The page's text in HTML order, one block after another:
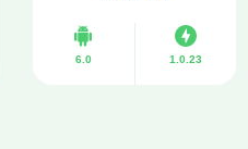
6.0 1.0.23